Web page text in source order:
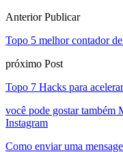
Anterior Publicar
Topo 5 melhor contador
próximo Post
Topo 7 Hacks para
você pode gostar também
Instagram
Como enviar uma